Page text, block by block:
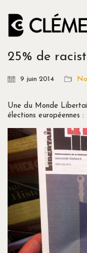
25% de
9 juin 2014
Une du Monde
élections européennes :